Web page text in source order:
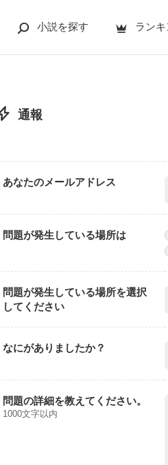
小説を探す ラン
通報
あなたのメールアドレス
問題が発生している場所は
問題が発生している場所を選択
してください
なにがありましたか？
問題の詳細を教えてください。
1000文字以内